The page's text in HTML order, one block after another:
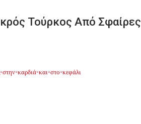
Τούρκος Από Σφαίρες